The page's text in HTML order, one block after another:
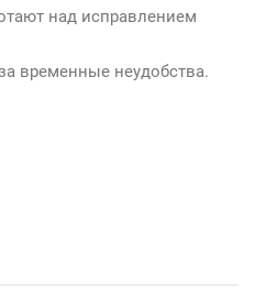
над исправлением
временные неудобства.